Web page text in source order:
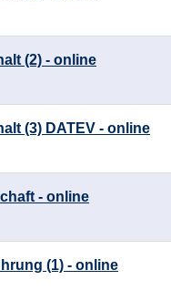
(2) - online
(3) DATEV - online
- online
(1) - online